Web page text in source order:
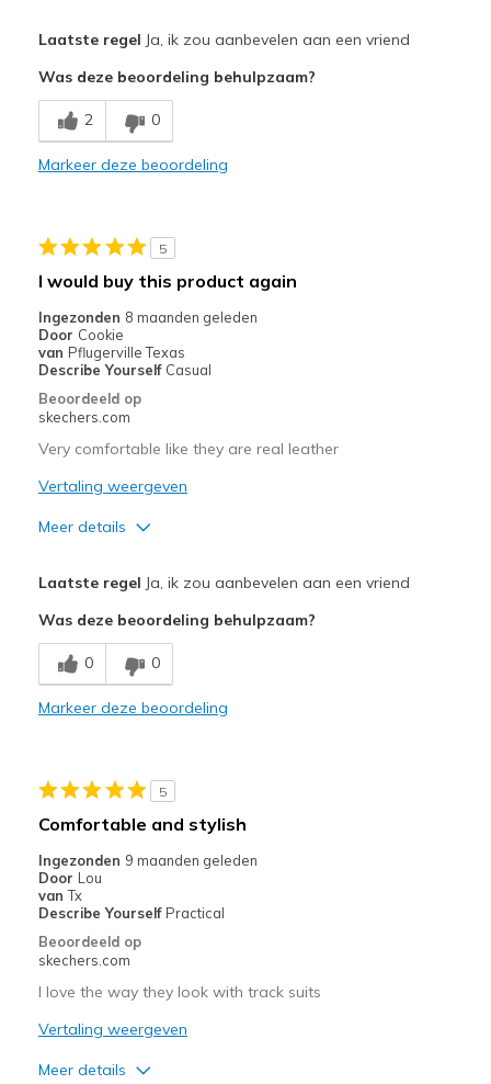
Comfortable
Durable
Need Break In
Beste toepassingen
Casual Wear
Width
Sizing
View On Shoes
Shoes are for Wearing
Laatste regel Ja, ik zou aanbevelen aan een vriend
Was deze beoordeling behulpzaam?
2 0
Markeer deze beoordeling
5
I would buy this product again
Ingezonden 8 maanden geleden
Door Cookie
van Pflugerville Texas
Describe Yourself Casual
Beoordeeld op
skechers.com
Very comfortable like they are real leather
Vertaling weergeven
Meer details
Comfortable
Durable
They are real leather love them
Beste toepassingen
Casual Wear
Width
Sizing
View On Shoes
I'm Into Shoes
Laatste regel Ja, ik zou aanbevelen aan een vriend
Was deze beoordeling behulpzaam?
0 0
Markeer deze beoordeling
5
Comfortable and stylish
Ingezonden 9 maanden geleden
Door Lou
van Tx
Describe Yourself Practical
Beoordeeld op
skechers.com
I love the way they look with track suits
Vertaling weergeven
Meer details